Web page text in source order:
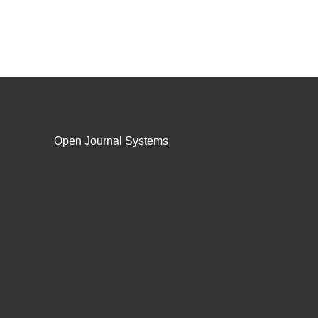
Open Journal Systems